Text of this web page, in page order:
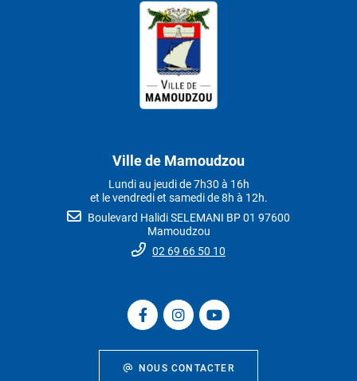
Ville de Mamoudzou
Lundi au jeudi de 7h30 à 16h
et le vendredi et samedi de 8h à 12h.
Boulevard Halidi SELEMANI BP 01 97600
Mamoudzou
02 69 66 50 10
NOUS CONTACTER